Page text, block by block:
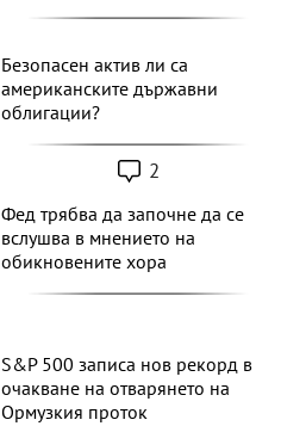
Безопасен актив ли са
американските държавни
облигации?
2
Фед трябва да започне да се
вслушва в мнението на
обикновените хора
S&P 500 записа нов рекорд в
очакване на отварянето на
Ормузкия проток